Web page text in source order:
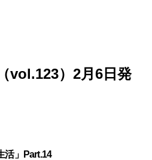
vol.123）2月6日発
活」Part.14